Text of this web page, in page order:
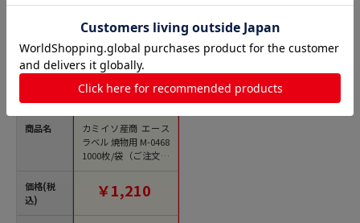
商品名
価格(税
込)
カミイソ産商 エース
ラベル 焼物用 M-0468
1000枚/袋（ご注文単
位1袋）【直送品】
￥1,210